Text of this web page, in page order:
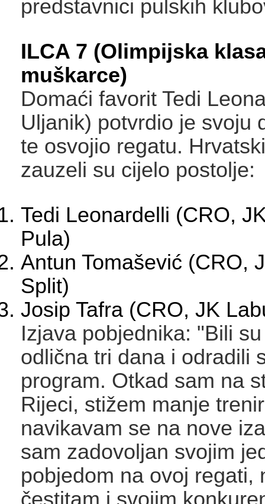
predstavnici pulskih
ILCA 7 (Olimpijska
muškarce)
Domaći favorit Tedi
Uljanik) potvrdio je svoju
te osvojio regatu.
zauzeli su cijelo postolje:
Tedi Leonardelli (CRO,
Pula)
Antun Tomašević (CRO,
Split)
Josip Tafra (CRO, JK
Izjava pobjednika: "Bili
odlična tri dana i odradili
program. Otkad sam na
Rijeci, stižem manje
navikavam se na nove
sam zadovoljan svojim
pobjedom na ovoj regati,